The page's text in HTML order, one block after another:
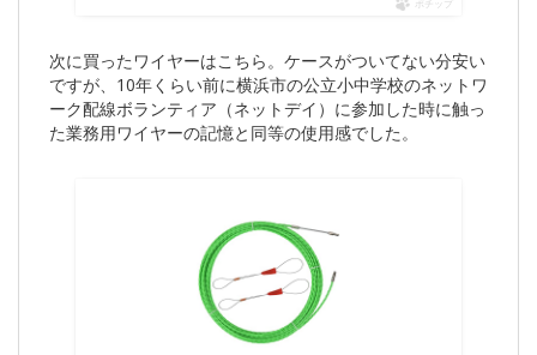
ポチップ
次に買ったワイヤーはこちら。ケースがついてない分安い
ですが、10年くらい前に横浜市の公立小中学校のネットワ
ーク配線ボランティア（ネットデイ）に参加した時に触っ
た業務用ワイヤーの記憶と同等の使用感でした。